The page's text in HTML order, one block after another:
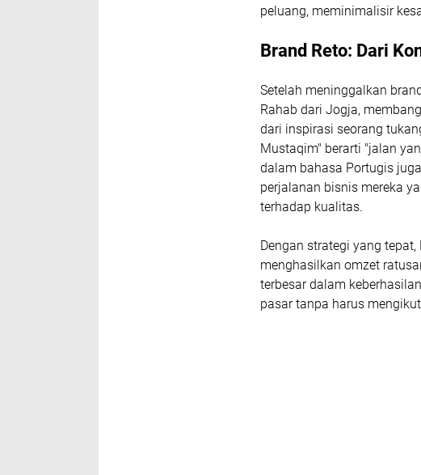
peluang, meminimalisir
Brand Reto: Dari
Setelah meninggalkan
Rahab dari Jogja,
dari inspirasi seorang
Mustaqim" berarti "jalan
dalam bahasa Portugis
perjalanan bisnis mereka
terhadap kualitas.
Dengan strategi yang
menghasilkan omzet
terbesar dalam
pasar tanpa harus